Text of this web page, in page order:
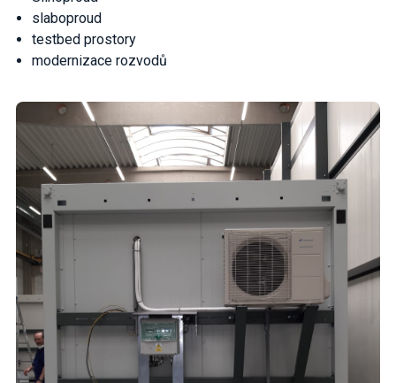
slaboproud
testbed prostory
modernizace rozvodů